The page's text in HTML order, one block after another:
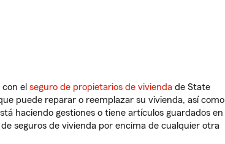
el seguro de propietarios de vivienda de State
puede reparar o reemplazar su vivienda, así como
haciendo gestiones o tiene artículos guardados en
seguros de vivienda por encima de cualquier otra